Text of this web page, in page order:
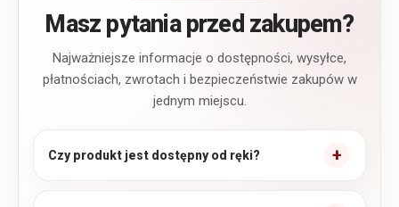
Masz pytania przed zakupem?
Najważniejsze informacje o dostępności, wysyłce,
płatnościach, zwrotach i bezpieczeństwie zakupów w
jednym miejscu.
Czy produkt jest dostępny od ręki?